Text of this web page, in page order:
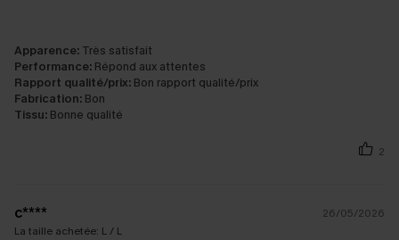
Apparence: Très satisfait
Performance: Répond aux attentes
Rapport qualité/prix: Bon rapport qualité/prix
Fabrication: Bon
Tissu: Bonne qualité
2
c****
26/05/2026
La taille achetée: L / L